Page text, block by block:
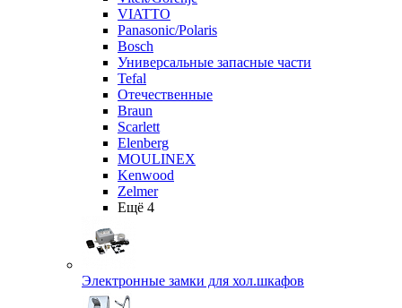
VIATTO
Panasonic/Polaris
Bosch
Универсальные запасные части
Tefal
Отечественные
Braun
Scarlett
Elenberg
MOULINEX
Kenwood
Zelmer
Ещё 4
Электронные замки для хол.шкафов